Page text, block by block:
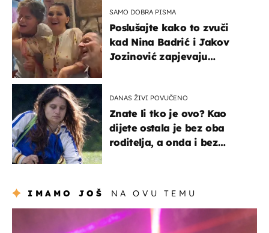
SAMO DOBRA PISMA
Poslušajte kako to zvuči
kad Nina Badrić i Jakov
Jozinović zapjevaju
DANAS ŽIVI POVUČENO
Znate li tko je ovo? Kao
dijete ostala je bez oba
roditelja, a onda i bez
IMAMO JOŠ NA OVU TEMU